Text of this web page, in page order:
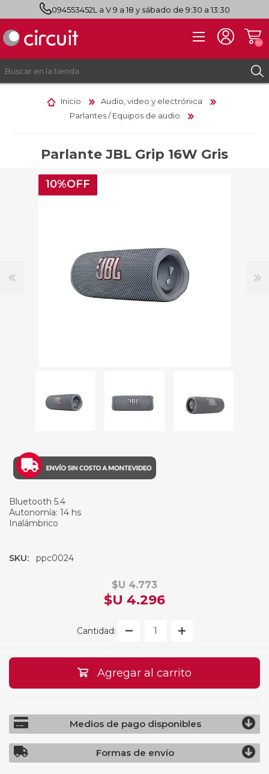
094553452L a V 9 a 18 y sábado de 9:30 a 13:30
(0)
Inicio
Audio, video y electrónica
Parlantes / Equipos de audio
Parlante JBL Grip 16W Gris
10%OFF
Bluetooth 5.4
Autonomía: 14 hs
Inalámbrico
SKU: ppc0024
$U 4.773
$U 4.296
Cantidad:
Agregar al carrito
Medios de pago disponibles
Formas de envío